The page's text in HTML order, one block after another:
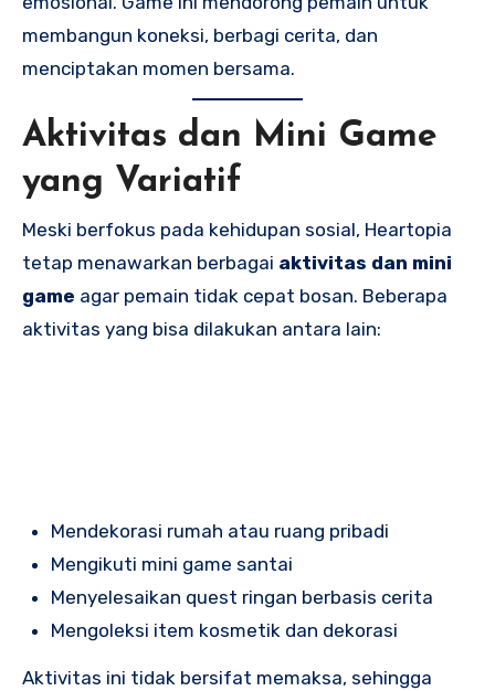
membangun koneksi, berbagi cerita, dan
menciptakan momen bersama.
Aktivitas dan Mini Game
yang Variatif
Meski berfokus pada kehidupan sosial, Heartopia
tetap menawarkan berbagai aktivitas dan mini
game agar pemain tidak cepat bosan. Beberapa
aktivitas yang bisa dilakukan antara lain:
Mendekorasi rumah atau ruang pribadi
Mengikuti mini game santai
Menyelesaikan quest ringan berbasis cerita
Mengoleksi item kosmetik dan dekorasi
Aktivitas ini tidak bersifat memaksa, sehingga